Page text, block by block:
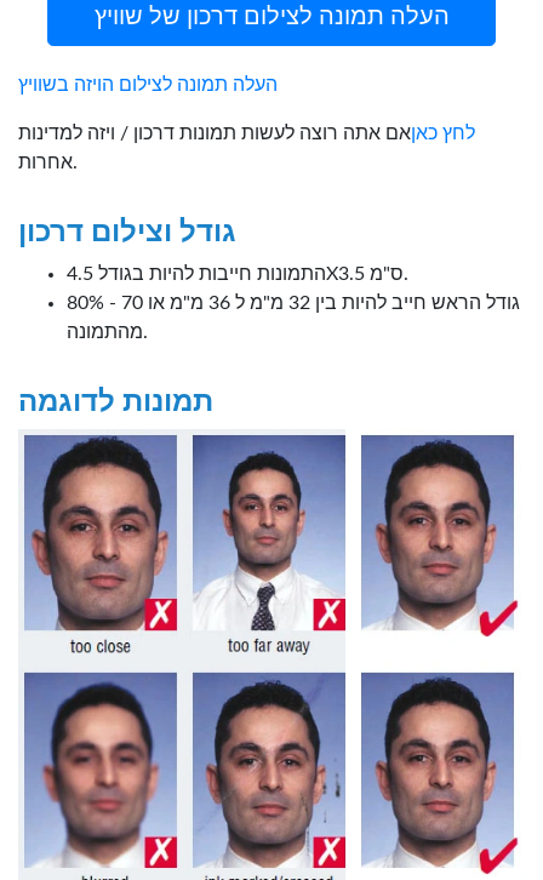
העלה תמונה לצילום דרכון של שוויץ
העלה תמונה לצילום הויזה בשוויץ
לחץ כאןאם אתה רוצה לעשות תמונות דרכון / ויזה למדינות
אחרות.
גודל וצילום דרכון
התמונות חייבות להיות בגודל 4.5X3.5 ס"מ.
גודל הראש חייב להיות בין 32 מ"מ ל 36 מ"מ או 70 - 80%
מהתמונה.
תמונות לדוגמה